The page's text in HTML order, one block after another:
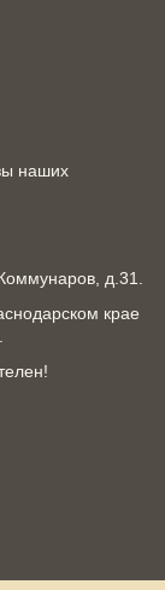
наших
д.31.
крае
.